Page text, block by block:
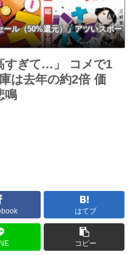
ル（50%還元）」アツいスポー
すぎて…」 コメで1
は去年の約2倍 価
鳴
はてブ
コピー